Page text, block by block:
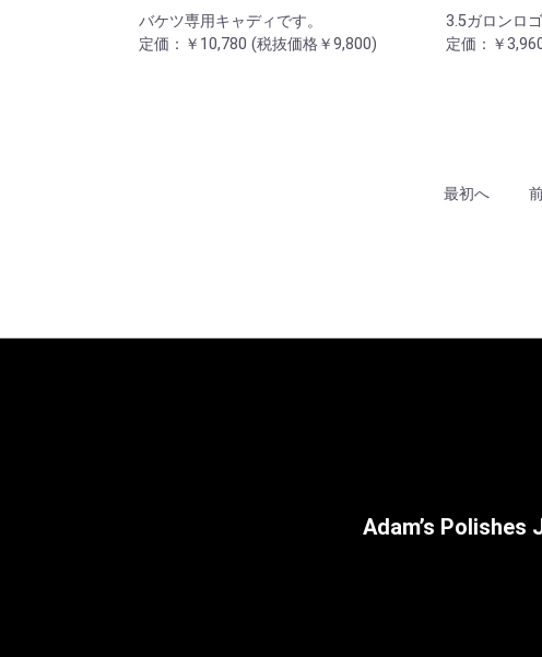
バケツ専用キャディです。
定価：￥10,780 (税抜価格￥9,800)
3.5ガロンロ
定価：￥
最初へ
Adam’s Polishes